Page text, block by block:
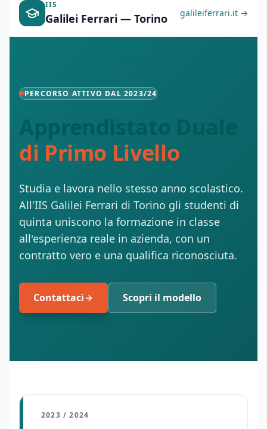
IIS
Galilei Ferrari — Torino galileiferrari.it →
PERCORSO ATTIVO DAL 2023/24
Apprendistato Duale
di Primo Livello
Studia e lavora nello stesso anno scolastico.
All'IIS Galilei Ferrari di Torino gli studenti di
quinta uniscono la formazione in classe
all'esperienza reale in azienda, con un
contratto vero e una qualifica riconosciuta.
Contattaci Scopri il modello
2023 / 2024